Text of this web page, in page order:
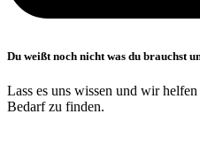
Du weißt noch nicht was du brauchst
Lass es uns wissen und wir
Bedarf zu finden.